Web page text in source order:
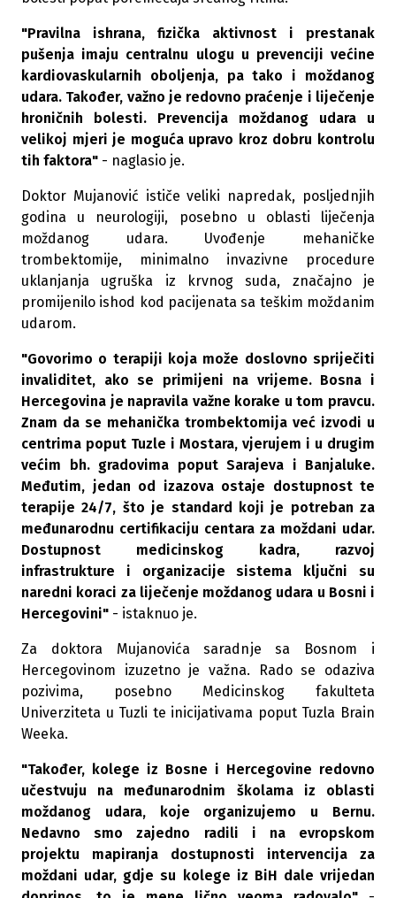
"Pravilna ishrana, fizička aktivnost i prestanak
pušenja imaju centralnu ulogu u prevenciji većine
kardiovaskularnih oboljenja, pa tako i moždanog
udara. Također, važno je redovno praćenje i liječenje
hroničnih bolesti. Prevencija moždanog udara u
velikoj mjeri je moguća upravo kroz dobru kontrolu
tih faktora" - naglasio je.
Doktor Mujanović ističe veliki napredak, posljednjih
godina u neurologiji, posebno u oblasti liječenja
moždanog udara. Uvođenje mehaničke
trombektomije, minimalno invazivne procedure
uklanjanja ugruška iz krvnog suda, značajno je
promijenilo ishod kod pacijenata sa teškim moždanim
udarom.
"Govorimo o terapiji koja može doslovno spriječiti
invaliditet, ako se primijeni na vrijeme. Bosna i
Hercegovina je napravila važne korake u tom pravcu.
Znam da se mehanička trombektomija već izvodi u
centrima poput Tuzle i Mostara, vjerujem i u drugim
većim bh. gradovima poput Sarajeva i Banjaluke.
Međutim, jedan od izazova ostaje dostupnost te
terapije 24/7, što je standard koji je potreban za
međunarodnu certifikaciju centara za moždani udar.
Dostupnost medicinskog kadra, razvoj
infrastrukture i organizacije sistema ključni su
naredni koraci za liječenje moždanog udara u Bosni i
Hercegovini" - istaknuo je.
Za doktora Mujanovića saradnje sa Bosnom i
Hercegovinom izuzetno je važna. Rado se odaziva
pozivima, posebno Medicinskog fakulteta
Univerziteta u Tuzli te inicijativama poput Tuzla Brain
Weeka.
"Također, kolege iz Bosne i Hercegovine redovno
učestvuju na međunarodnim školama iz oblasti
moždanog udara, koje organizujemo u Bernu.
Nedavno smo zajedno radili i na evropskom
projektu mapiranja dostupnosti intervencija za
moždani udar, gdje su kolege iz BiH dale vrijedan